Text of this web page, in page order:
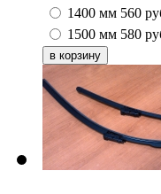
1400 мм 560
1500 мм 580